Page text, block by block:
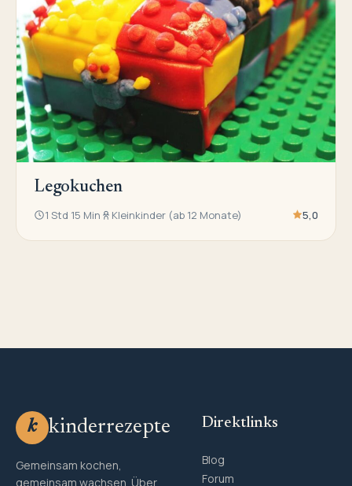
Legokuchen
1 Std 15 Min Kleinkinder (ab 12 Monate) 5,0
k kinderrezepte
Gemeinsam kochen,
gemeinsam wachsen. Über
Direktlinks
Blog
Forum